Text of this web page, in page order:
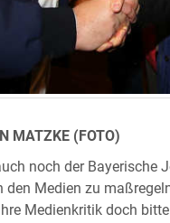
MATZKE (FOTO)
noch der Bayerische
Medien zu
Medienkritik doch